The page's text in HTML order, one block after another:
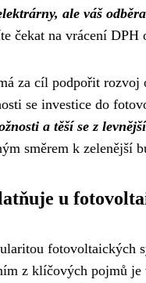
ale váš
čekat na vrácení DPH
za cíl podpořit
se investice do
a těší se z
směrem k zelenější
u
fotovoltaických
z klíčových pojmů je